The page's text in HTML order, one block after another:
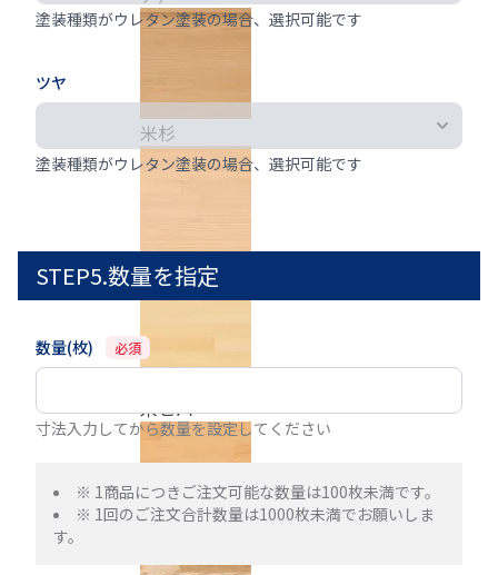
米杉
米栂
米ヒバ
塗装種類がウレタン塗装の場合、選択可能です
ツヤ
塗装種類がウレタン塗装の場合、選択可能です
STEP5.数量を指定
数量(枚) 必須
寸法入力してから数量を設定してください
※ 1商品につきご注文可能な数量は100枚未満です。
※ 1回のご注文合計数量は1000枚未満でお願いしま
す。